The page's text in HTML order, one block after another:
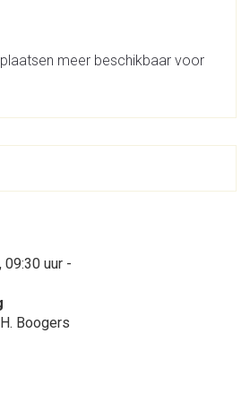
meer beschikbaar voor
09:30 uur -
Boogers